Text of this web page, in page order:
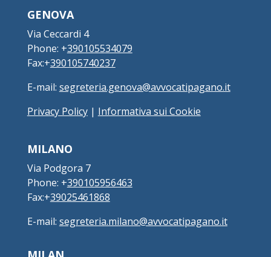
GENOVA
Via Ceccardi 4
Phone: +390105534079
Fax:+390105740237
E-mail: segreteria.genova@avvocatipagano.it
Privacy Policy| Informativa sui Cookie
MILANO
Via Podgora 7
Phone: +390105956463
Fax:+39025461868
E-mail: segreteria.milano@avvocatipagano.it